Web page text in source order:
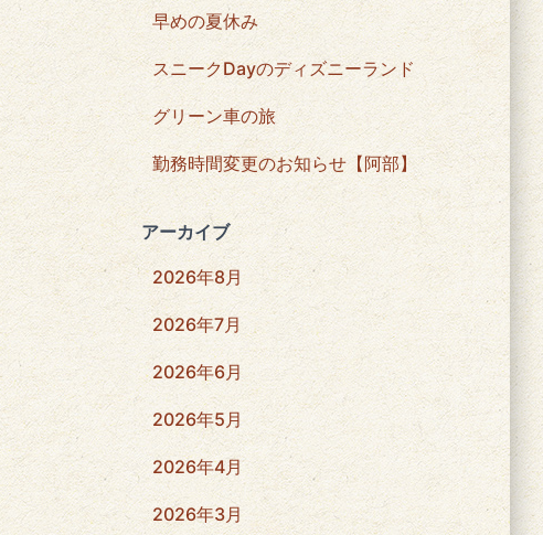
早めの夏休み
スニークDayのディズニーランド
グリーン車の旅
勤務時間変更のお知らせ【阿部】
アーカイブ
2026年8月
2026年7月
2026年6月
2026年5月
2026年4月
2026年3月